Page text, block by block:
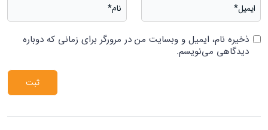
ذخیره نام، ایمیل و وبسایت من در مرورگر برای زمانی که دوباره
دیدگاهی می‌نویسم.